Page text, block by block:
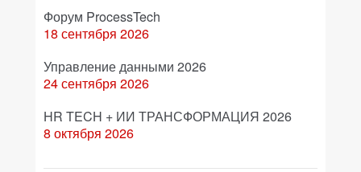
Форум ProcessTech
18 сентября 2026
Управление данными 2026
24 сентября 2026
HR TECH + ИИ ТРАНСФОРМАЦИЯ 2026
8 октября 2026